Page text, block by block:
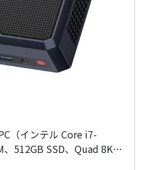
（インテル Core i7-
、512GB SSD、Quad 8K